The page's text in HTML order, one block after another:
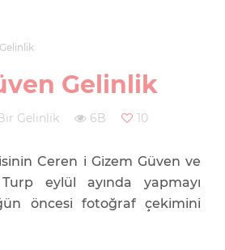
Gelinlik
Gelinlik 6B 10
Ceren i Gizem Güven ve
Turp eylül ayında yapmayı
öncesi fotoğraf çekimini